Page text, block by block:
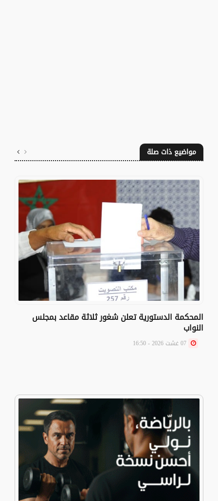
مواضيع ذات صلة
المحكمة الدستورية تعلن شغور ثلاثة مقاعد بمجلس
النواب